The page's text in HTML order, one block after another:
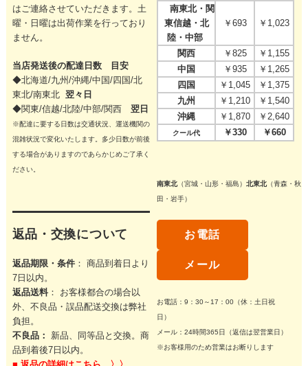
はご連絡させていただきます。 土
曜・日曜は出荷作業を行っており
ません。
当店発送後の配達日数 目安
◆北海道/九州/沖縄/中国/四国/北
東北/南東北 翌々日
◆関東/信越/北陸/中部/関西 翌日
※配達に要する日数は交通状況、運送機関の
混雑状況で変化いたします。多少日数が前後
する場合がありますのであらかじめご了承く
ださい。
返品・交換について
返品期限・条件： 商品到着日より
7日以内。
返品送料： お客様都合の場合以
外、不良品・誤品配送交換は弊社
負担。
不良品：
新品、同等品と交換。商
品到着後7日以内。
南東北・関
東信越・北
陸・中部
￥693 ￥1,023
関西 ￥825
￥1,155
中国
￥935
￥1,265
四国
￥1,045
￥1,375
九州
￥1,210
￥1,540
沖縄
￥1,870 ￥2,640
クール代 ￥330 ￥660
南東北（宮城・山形・福島）北東北（青森・秋
田・岩手）
お電話
メール
お電話：9：30～17：00（休：土日祝
日）
メール：24時間365日（返信は翌営業日）
※お客様用のため営業はお断りします